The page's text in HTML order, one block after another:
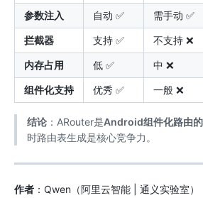
参数注入 自动 ✅ 需手动 ✅
拦截器 支持 ✅ 不支持 ❌
内存占用 低 ✅ 中 ❌
组件化支持 优秀 ✅ 一般 ❌
结论：ARouter是Android组件化路由
时路由表生成是核心竞争力。
作者 ：Qwen（阿里云智能 | 通义实验室）